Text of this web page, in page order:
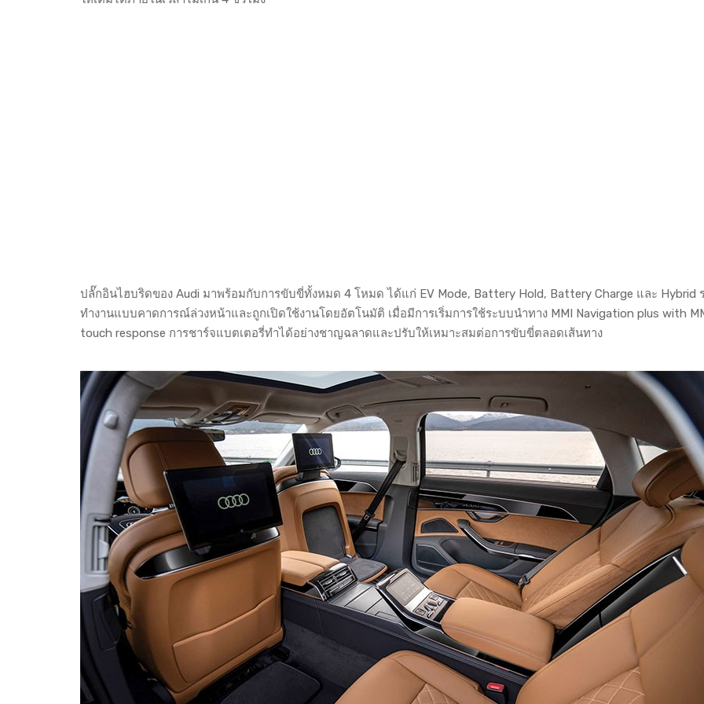
ปลั๊กอินไฮบริดของ Audi มาพร้อมกับการขับขี่ทั้งหมด 4 โหมด ได้แก่ EV Mode, Battery Hold, Battery Charge และ Hybrid
ทำงานแบบคาดการณ์ล่วงหน้าและถูกเปิดใช้งานโดยอัตโนมัติ เมื่อมีการเริ่มการใช้ระบบนำทาง MMI Navigation plus with
touch response การชาร์จแบตเตอรี่ทำได้อย่างชาญฉลาดและปรับให้เหมาะสมต่อการขับขี่ตลอดเส้นทาง